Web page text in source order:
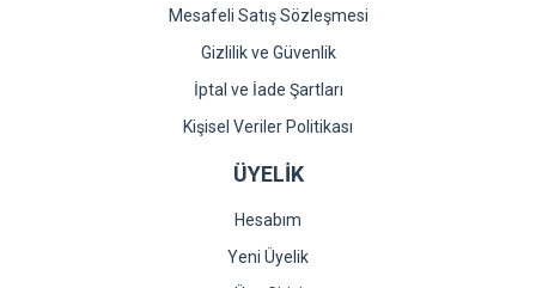
Mesafeli Satış Sözleşmesi
Gizlilik ve Güvenlik
İptal ve İade Şartları
Kişisel Veriler Politikası
ÜYELİK
Hesabım
Yeni Üyelik